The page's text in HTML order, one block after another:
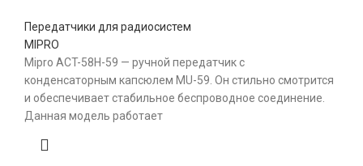
Передатчики для радиосистем
MIPRO
Mipro ACT-58H-59 — ручной передатчик с
конденсаторным капсюлем MU-59. Он стильно смотрится
и обеспечивает стабильное беспроводное соединение.
Данная модель работает